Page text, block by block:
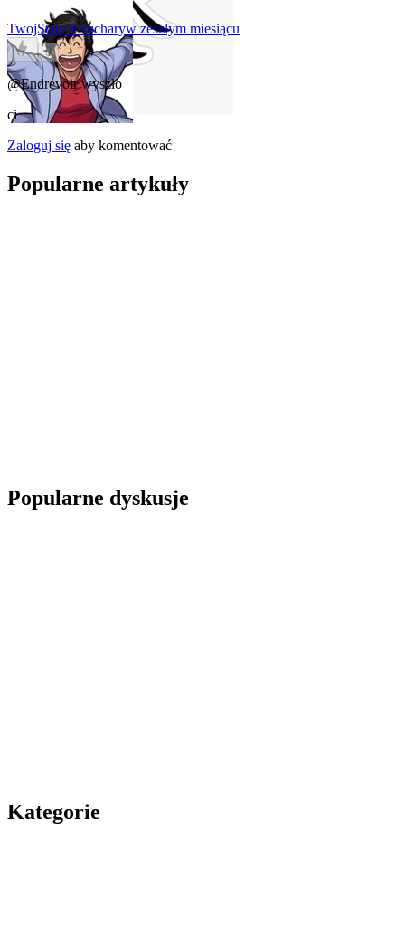
TwojStaryJeSucharyw zeszłym miesiącu
0
@Endrevoirwyszło
ci
Zaloguj się aby komentować
Popularne artykuły
Popularne dyskusje
Kategorie